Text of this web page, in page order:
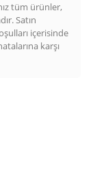
tüm ürünler,
Satın
içerisinde
karşı